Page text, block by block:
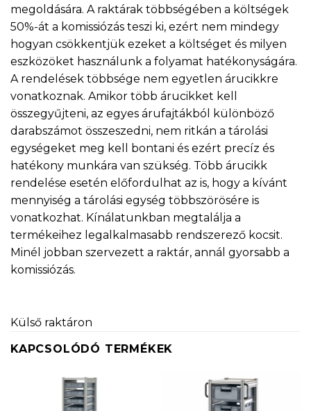
megoldására. A raktárak többségében a költségek
50%-át a komissiózás teszi ki, ezért nem mindegy
hogyan csökkentjük ezeket a költséget és milyen
eszközöket használunk a folyamat hatékonyságára.
A rendelések többsége nem egyetlen árucikkre
vonatkoznak. Amikor több árucikket kell
összegyűjteni, az egyes árufajtákból különböző
darabszámot összeszedni, nem ritkán a tárolási
egységeket meg kell bontani és ezért precíz és
hatékony munkára van szükség. Több árucikk
rendelése esetén előfordulhat az is, hogy a kívánt
mennyiség a tárolási egység többszörösére is
vonatkozhat. Kínálatunkban megtalálja a
termékeihez legalkalmasabb rendszerező kocsit.
Minél jobban szervezett a raktár, annál gyorsabb a
komissiózás.
Külső raktáron
KAPCSOLÓDÓ TERMÉKEK